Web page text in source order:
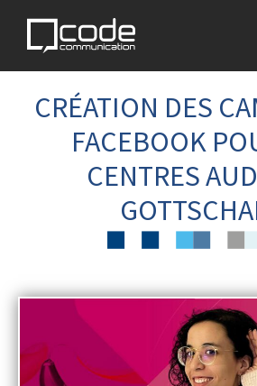
CRÉATION DES
FACEBOOK
CENTRES